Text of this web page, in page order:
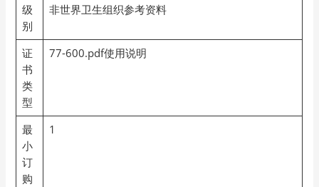
级
别
非世界卫生组织参考资料
证
书
类
型
77-600.pdf使用说明
最
小
订
购
1